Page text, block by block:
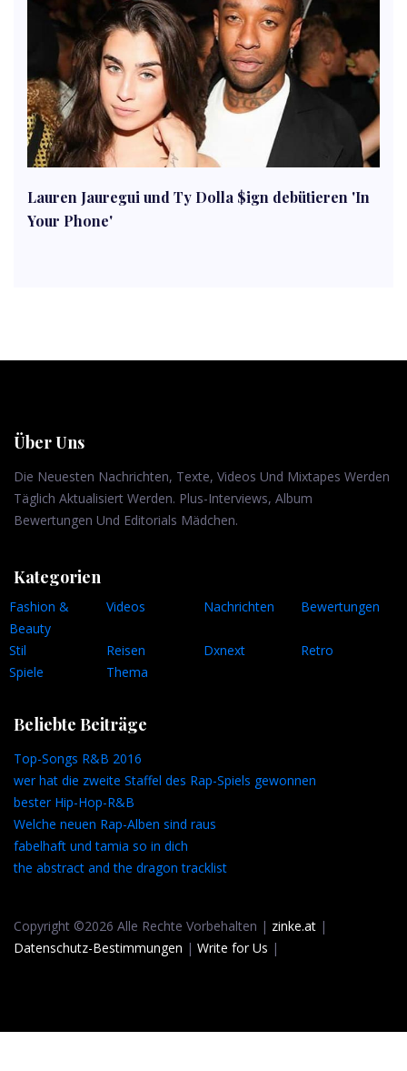
Lauren Jauregui und Ty Dolla $ign debütieren 'In
Your Phone'
Über Uns
Die Neuesten Nachrichten, Texte, Videos Und Mixtapes Werden
Täglich Aktualisiert Werden. Plus-Interviews, Album
Bewertungen Und Editorials Mädchen.
Kategorien
Fashion &
Beauty
Videos Nachrichten Bewertungen
Stil Reisen Dxnext
Retro
Spiele
Thema
Beliebte Beiträge
Top-Songs R&B 2016
wer hat die zweite Staffel des Rap-Spiels gewonnen
bester Hip-Hop-R&B
Welche neuen Rap-Alben sind raus
fabelhaft und tamia so in dich
the abstract and the dragon tracklist
Copyright ©2026 Alle Rechte Vorbehalten | zinke.at |
Datenschutz-Bestimmungen | Write for Us |